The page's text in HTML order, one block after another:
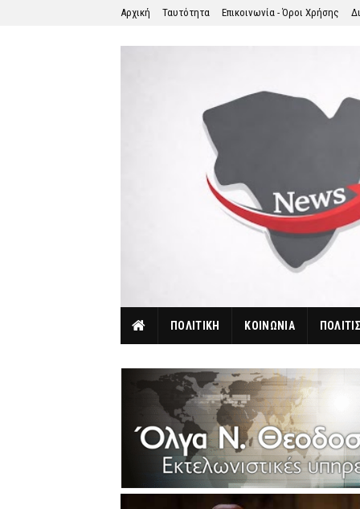
Αρχική Ταυτότητα Επικοινωνία - Όροι Χρήσης
ΠΟΛΙΤΙΚΗ ΚΟΙΝΩΝΙΑ